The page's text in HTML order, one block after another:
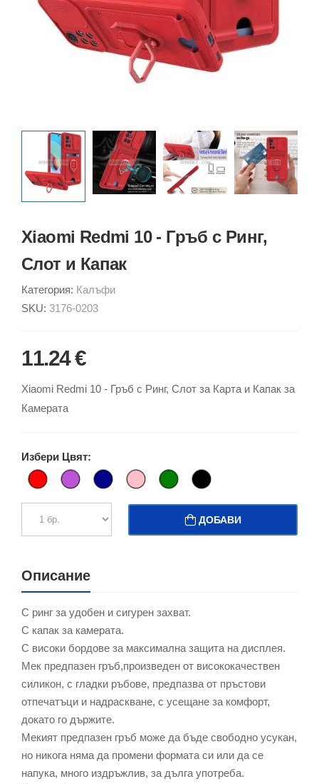
Xiaomi Redmi 10 - Гръб с Ринг,
Слот и Капак
Категория: Калъфи
SKU: 3176-0203
11.24 €
Xiaomi Redmi 10 - Гръб с Ринг, Слот за Карта и Капак за
Камерата
Избери Цвят:
ДОБАВИ
Описание
С ринг за удобен и сигурен захват.
С капак за камерата.
С високи бордове за максимална защита на дисплея.
Мек предпазен гръб,произведен от висококачествен
силикон, с гладки ръбове, предпазва от пръстови
отпечатъци и надраскване, с усещане за комфорт,
докато го държите.
Мекият предпазен гръб може да бъде свободно усукан,
но никога няма да промени формата си или да се
напука, много издръжлив, за дълга употреба.